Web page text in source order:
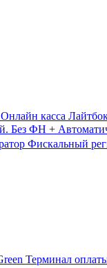
Онлайн касса
Фискальный
Терминал